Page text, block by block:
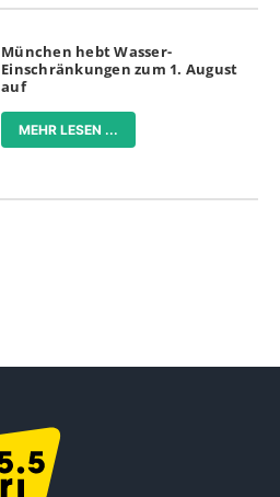
München hebt Wasser-
Einschränkungen zum 1. August
auf
MEHR LESEN ...